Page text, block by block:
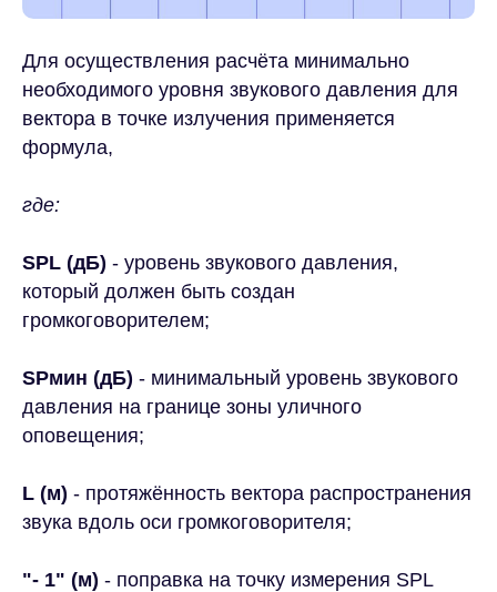
Для осуществления расчёта минимально
необходимого уровня звукового давления для
вектора в точке излучения применяется
формула,
где:
SPL (дБ) - уровень звукового давления,
который должен быть создан
громкоговорителем;
SPмин (дБ) - минимальный уровень звукового
давления на границе зоны уличного
оповещения;
L (м) - протяжённость вектора распространения
звука вдоль оси громкоговорителя;
"- 1" (м) - поправка на точку измерения SPL